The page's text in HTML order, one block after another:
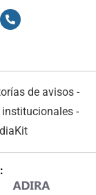
de avisos -
institucionales -